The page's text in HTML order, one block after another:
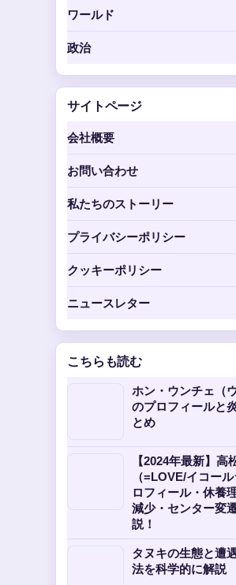
ワールド
政治
サイトページ
会社概要
お問い合わせ
私たちのストーリー
プライバシーポリシー
クッキーポリシー
ニュースレター
こちらも読む
ホン・ウンチェ（
のプロフィールと
とめ
【2024年最新】高
（=LOVE/イコー
ロフィール・休養
減少・センター変
説！
タヌキの生態と遭
法を科学的に解説